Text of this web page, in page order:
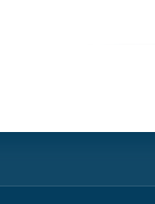
Sélection en